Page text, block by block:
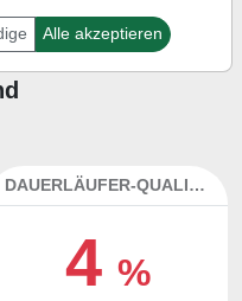
DAUERLÄUFER-QUALITÄTEN
4 %
Alle akzeptieren